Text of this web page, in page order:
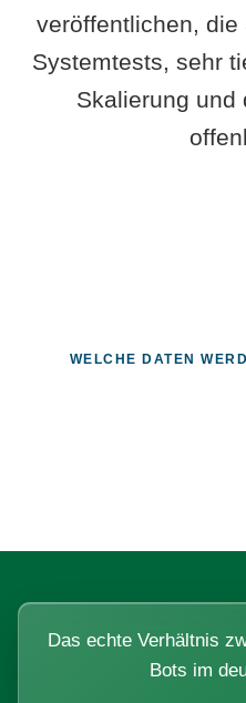
veröffentlichen,
Systemtests, sehr
Skalierung und
WELCHE DATEN
Das echte Verhältnis
Bots im